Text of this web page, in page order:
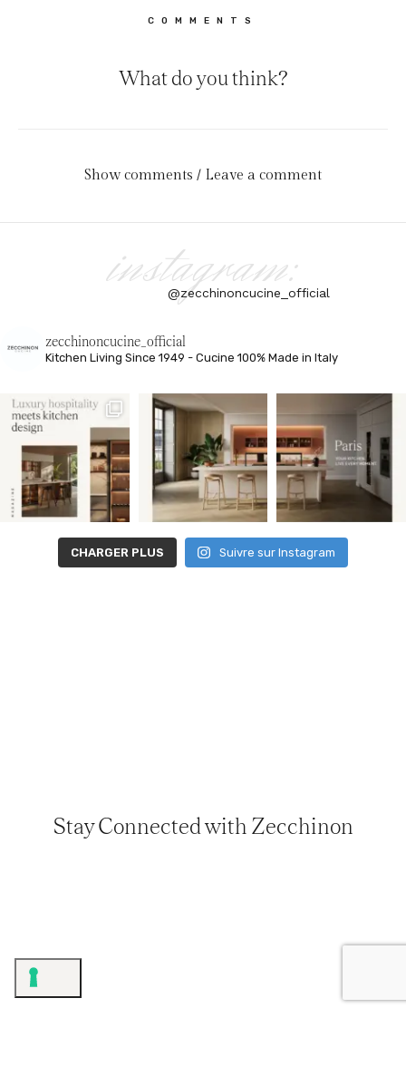
COMMENTS
What do you think?
Show comments / Leave a comment
instagram:
@zecchinoncucine_official
zecchinoncucine_official
Kitchen Living Since 1949 - Cucine 100% Made in Italy
CHARGER PLUS Suivre sur Instagram
Stay Connected with Zecchinon